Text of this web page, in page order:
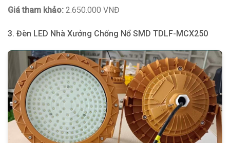
Giá tham khảo: 2.650.000 VNĐ
3. Đèn LED Nhà Xưởng Chống Nổ SMD TDLF-MCX250